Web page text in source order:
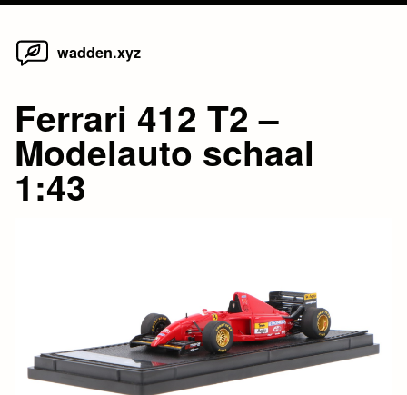
Skip
wadden.xyz
Ferrari 412 T2 –
Modelauto schaal
1:43